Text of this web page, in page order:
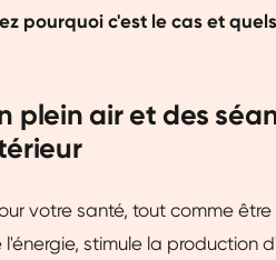
pourquoi c'est le cas et
plein air et des
votre santé, tout comme
stimule la production